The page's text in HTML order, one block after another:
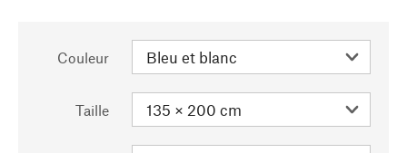
Couleur
Taille